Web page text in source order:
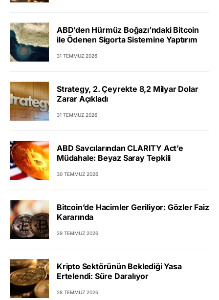
ABD’den Hürmüz Boğazı’ndaki Bitcoin
ile Ödenen Sigorta Sistemine Yaptırım
31 TEMMUZ 2026
Strategy, 2. Çeyrekte 8,2 Milyar Dolar
Zarar Açıkladı
31 TEMMUZ 2026
ABD Savcılarından CLARITY Act’e
Müdahale: Beyaz Saray Tepkili
30 TEMMUZ 2026
Bitcoin’de Hacimler Geriliyor: Gözler Faiz
Kararında
29 TEMMUZ 2026
Kripto Sektörünün Beklediği Yasa
Ertelendi: Süre Daralıyor
28 TEMMUZ 2026